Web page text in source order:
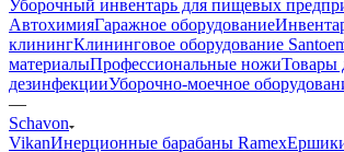
Уборочный инвентарь для пищевых
АвтохимияГаражное оборудование
клинингКлининговое оборудование
материалыПрофессиональные ножиТовары
дезинфекцииУборочно-моечное
—
Schavon
VikanИнерционные барабаны Ramex